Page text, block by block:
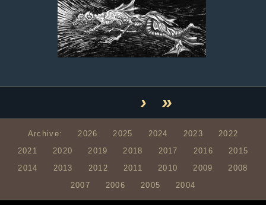
› »
Archive: 2026 2025 2024 2023
2022
2021
2020 2019 2018 2017 2016
2015
2014
2013 2012 2011 2010 2009
2008
2007
2006 2005 2004